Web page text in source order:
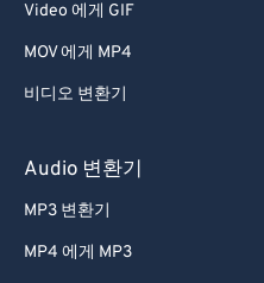
Video 에게 GIF
MOV 에게 MP4
비디오 변환기
Audio 변환기
MP3 변환기
MP4 에게 MP3